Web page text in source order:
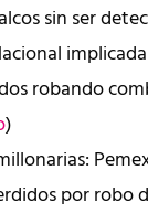
sin ser
robando
)
por robo